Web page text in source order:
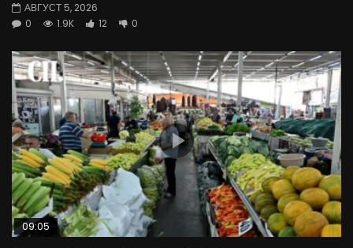
АВГУСТ 5, 2026
0
1.9K 12 0
09:05